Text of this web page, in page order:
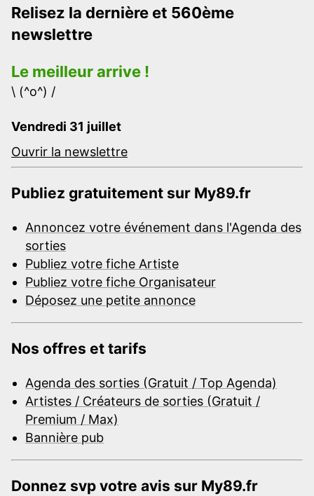
Relisez la dernière et 560ème
newslettre
Le meilleur arrive !
\ (^o^) /
Vendredi 31 juillet
Ouvrir la newslettre
Publiez gratuitement sur My89.fr
Annoncez votre événement dans l'Agenda des
sorties
Publiez votre fiche Artiste
Publiez votre fiche Organisateur
Déposez une petite annonce
Nos offres et tarifs
Agenda des sorties (Gratuit / Top Agenda)
Artistes / Créateurs de sorties (Gratuit /
Premium / Max)
Bannière pub
Donnez svp votre avis sur My89.fr